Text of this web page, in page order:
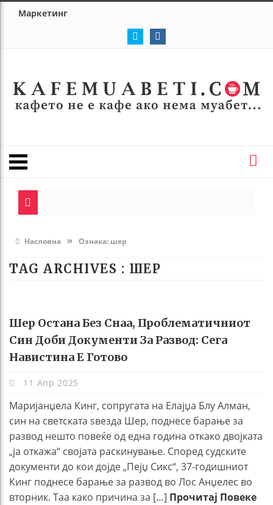
Маркетинг
Насловна » Ознака: шер
TAG ARCHIVES : ШЕР
Шер Остана Без Снаа, Проблематичниот
Син Доби Документи За Развод: Сега
Навистина Е Готово
11 Апр 2025
Маријанџела Кинг, сопругата на Елајџа Блу Алман,
син на светската ѕвезда Шер, поднесе барање за
развод нешто повеќе од една година откако двојката
„ја откажа“ својата раскинување. Според судските
документи до кои дојде „Пејџ Сикс“, 37-годишниот
Кинг поднесе барање за развод во Лос Анџелес во
вторник. Таа како причина за […] Прочитај Повеке